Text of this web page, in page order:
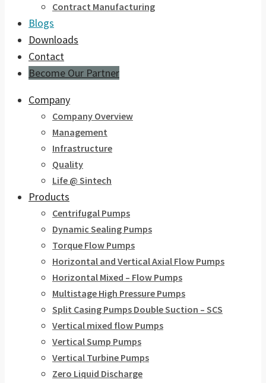
Contract Manufacturing
Blogs
Downloads
Contact
Become Our Partner
Company
Company Overview
Management
Infrastructure
Quality
Life @ Sintech
Products
Centrifugal Pumps
Dynamic Sealing Pumps
Torque Flow Pumps
Horizontal and Vertical Axial Flow Pumps
Horizontal Mixed – Flow Pumps
Multistage High Pressure Pumps
Split Casing Pumps Double Suction – SCS
Vertical mixed flow Pumps
Vertical Sump Pumps
Vertical Turbine Pumps
Zero Liquid Discharge